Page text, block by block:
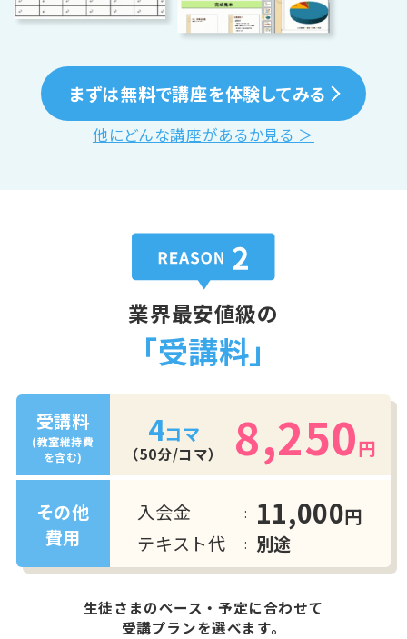
まずは無料で講座を体験してみる
他にどんな講座があるか見る ＞
業界最安値級の
「受講料」
受講料
(教室維持費
を含む)
4コマ
（50分/コマ） 8,250円
その他
費用
入会金 11,000円
テキスト代
別途
生徒さまのペース・予定に合わせて
受講プランを選べます。